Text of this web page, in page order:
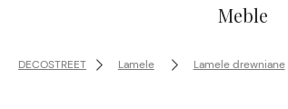
Meble
DECOSTREET Lamele Lamele drewniane